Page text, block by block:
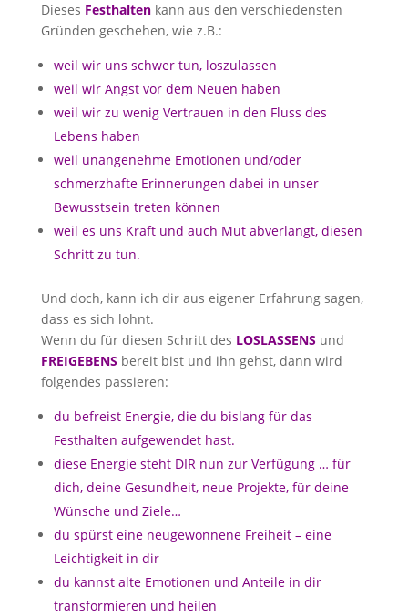
Dieses Festhaltenkann aus den verschiedensten
Gründen geschehen, wie z.B.:
weil wir uns schwer tun, loszulassen
weil wir Angst vor dem Neuen haben
weil wir zu wenig Vertrauen in den Fluss des
Lebens haben
weil unangenehme Emotionen und/oder
schmerzhafte Erinnerungen dabei in unser
Bewusstsein treten können
weil es uns Kraft und auch Mut abverlangt, diesen
Schritt zu tun.
Und doch, kann ich dir aus eigener Erfahrung sagen,
dass es sich lohnt.
Wenn du für diesen Schritt des LOSLASSENS und
FREIGEBENS bereit bist und ihn gehst, dann wird
folgendes passieren:
du befreist Energie, die du bislang für das
Festhalten aufgewendet hast.
diese Energie steht DIR nun zur Verfügung … für
dich, deine Gesundheit, neue Projekte, für deine
Wünsche und Ziele…
du spürst eine neugewonnene Freiheit – eine
Leichtigkeit in dir
du kannst alte Emotionen und Anteile in dir
transformieren und heilen